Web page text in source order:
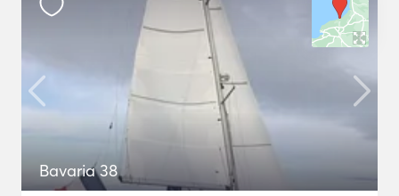
Bavaria 38